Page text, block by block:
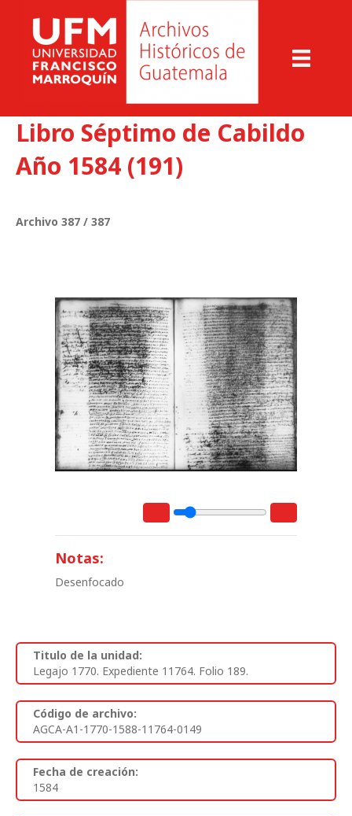
Libro Séptimo de Cabildo
Año 1584 (191)
Archivo 387 / 387
Notas:
Desenfocado
Titulo de la unidad:
Legajo 1770. Expediente 11764. Folio 189.
Código de archivo:
AGCA-A1-1770-1588-11764-0149
Fecha de creación:
1584